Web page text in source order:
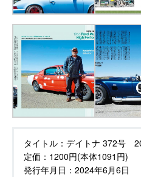
タイトル： デイトナ 372号
定価： 1200円(本体1091円)
発行年月日： 2024年6月6日